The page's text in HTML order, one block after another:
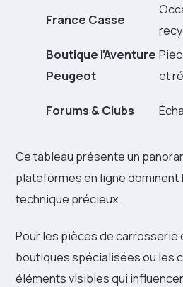
France Casse
Boutique l’Aventure
Peugeot
et
Forums & Clubs
Ce tableau présente un
plateformes en ligne
technique précieux.
Pour les pièces de
boutiques spécialisées ou les
éléments visibles qui